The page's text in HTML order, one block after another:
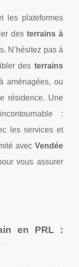
les plateformes
des terrains à
N’hésitez pas à
des terrains
aménagées, ou
résidence. Une
:
les services et
avec Vendée
vous assurer
en PRL :